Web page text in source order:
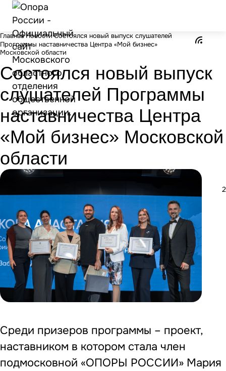
Главная Новости Состоялся новый выпуск слушателей
Программы наставничества Центра «Мой бизнес»
Московской области
Состоялся новый выпуск
слушателей Программы
наставничества Центра
«Мой бизнес» Московской
области
Среди призеров программы – проект,
наставником в котором стала член
подмосковной «ОПОРЫ РОССИИ» Мария